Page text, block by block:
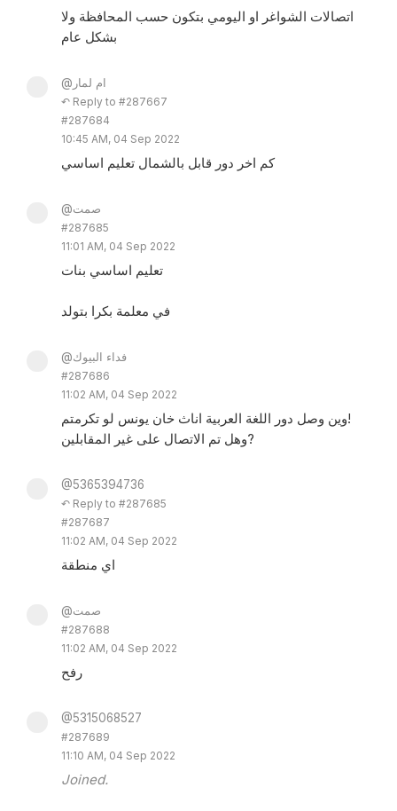
اتصالات الشواغر او اليومي بتكون حسب المحافظة ولا
بشكل عام
@ام لمار
↶ Reply to #287667
#287684
10:45 AM, 04 Sep 2022
كم اخر دور قابل بالشمال تعليم اساسي
@صمت
#287685
11:01 AM, 04 Sep 2022
تعليم اساسي بنات
في معلمة بكرا بتولد
@فداء البيوك
#287686
11:02 AM, 04 Sep 2022
وين وصل دور اللغة العربية اناث خان يونس لو تكرمتم!
وهل تم الاتصال على غير المقابلين?
@5365394736
↶ Reply to #287685
#287687
11:02 AM, 04 Sep 2022
اي منطقة
@صمت
#287688
11:02 AM, 04 Sep 2022
رفح
@5315068527
#287689
11:10 AM, 04 Sep 2022
Joined.